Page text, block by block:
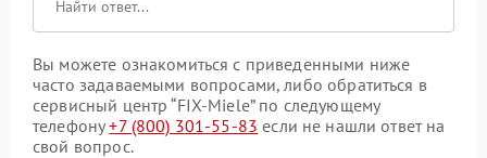
Вы можете ознакомиться с приведенными ниже
часто задаваемыми вопросами, либо обратиться в
сервисный центр “FIX-Miele” по следующему
телефону+7 (800) 301-55-83 если не нашли ответ на
свой вопрос.